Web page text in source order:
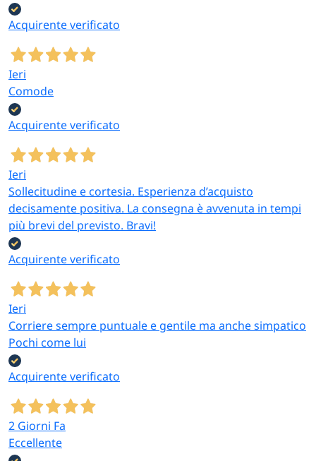
Acquirente verificato
Ieri
Comode
Acquirente verificato
Ieri
Sollecitudine e cortesia. Esperienza d’acquisto
decisamente positiva. La consegna è avvenuta in tempi
più brevi del previsto. Bravi!
Acquirente verificato
Ieri
Corriere sempre puntuale e gentile ma anche simpatico
Pochi come lui
Acquirente verificato
2 Giorni Fa
Eccellente